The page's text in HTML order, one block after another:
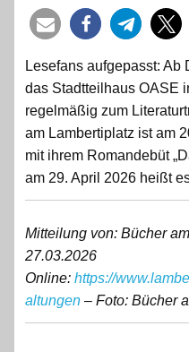
Lesefans aufgepasst: Ab
das Stadtteilhaus OASE
regelmäßig zum
am Lambertiplatz ist am
mit ihrem Romandebüt
am 29. April 2026 heißt
Mitteilung von: Bücher
27.03.2026
Online: https://
altungen – Foto: Bücher